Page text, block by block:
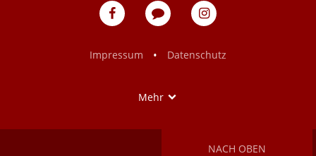
eventpeppers
Blog
eventpeppers
Impressum
• Datenschutz
Mehr
NACH OBEN